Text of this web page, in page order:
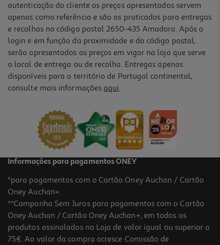
Esferográfica Retrátil Auchan Azul 4 Unidades 1mm
-29%
autenticação do cliente os preços apresentados servem
apenas como referência e são os praticados para entregas
e recolhas no código postal 2650-435 Amadora. Após o
login e em função da proximidade e do código postal,
serão apresentados os preços em vigor na loja que serve
o local de entrega ou de recolha. Entregas apenas
disponíveis para o território de Portugal continental,
consulte mais informações aqui.
Informações para pagamentos ONEY
*para pagamentos com o Cartão Oney Auchan / Cartão
Oney Auchan+.
**Campanha Sem Juros para pagamentos com o Cartão
Oney Auchan / Cartão Oney Auchan+, em todos os
produtos assinalados na Loja de valor igual ou superior a
75€. Ao valor da compra acresce Comissão de